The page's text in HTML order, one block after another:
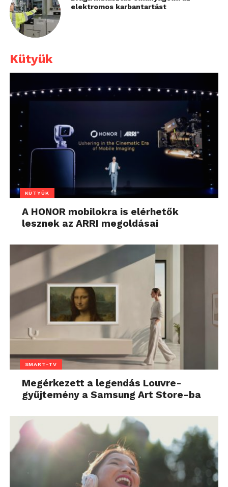
elektromos karbantartást
Kütyük
KÜTYÜK
A HONOR mobilokra is elérhetők
lesznek az ARRI megoldásai
SMART-TV
Megérkezett a legendás Louvre-
gyűjtemény a Samsung Art Store-ba